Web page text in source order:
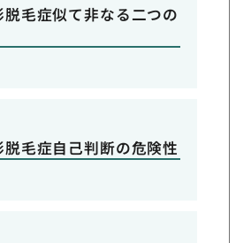
脱毛症似て非なる二つの
脱毛症自己判断の危険性